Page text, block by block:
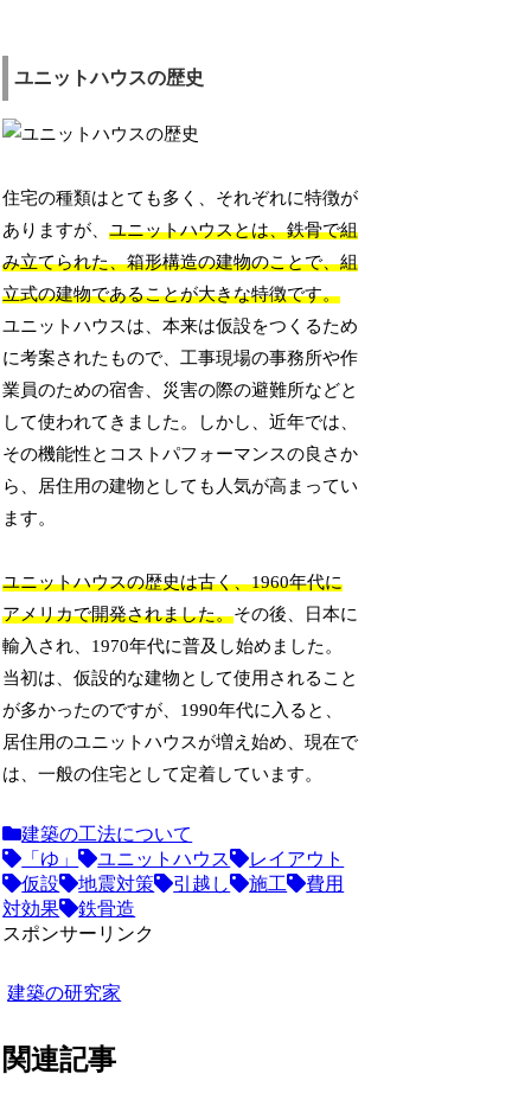
ユニットハウスの歴史
住宅の種類はとても多く、それぞれに特徴が
ありますが、ユニットハウスとは、鉄骨で組
み立てられた、箱形構造の建物のことで、組
立式の建物であることが大きな特徴です。
ユニットハウスは、本来は仮設をつくるため
に考案されたもので、工事現場の事務所や作
業員のための宿舎、災害の際の避難所などと
して使われてきました。しかし、近年では、
その機能性とコストパフォーマンスの良さか
ら、居住用の建物としても人気が高まってい
ます。
ユニットハウスの歴史は古く、1960年代に
アメリカで開発されました。その後、日本に
輸入され、1970年代に普及し始めました。
当初は、仮設的な建物として使用されること
が多かったのですが、1990年代に入ると、
居住用のユニットハウスが増え始め、現在で
は、一般の住宅として定着しています。
建築の工法について
「ゆ」
ユニットハウス
レイアウト
仮設
地震対策 引越し 施工
費用
対効果
鉄骨造
スポンサーリンク
建築の研究家
関連記事